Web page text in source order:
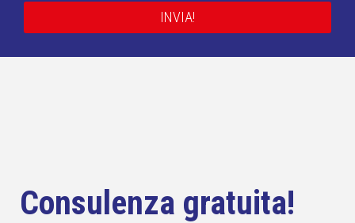
INVIA!
Consulenza gratuita!